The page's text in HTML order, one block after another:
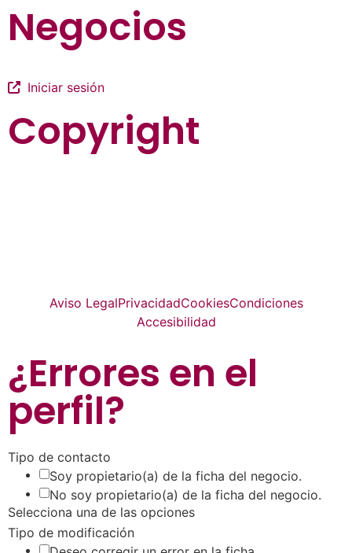
Negocios
Iniciar sesión
Copyright
Aviso LegalPrivacidadCookiesCondiciones
Accesibilidad
¿Errores en el
perfil?
Tipo de contacto
Soy propietario(a) de la ficha del negocio.
No soy propietario(a) de la ficha del negocio.
Selecciona una de las opciones
Tipo de modificación